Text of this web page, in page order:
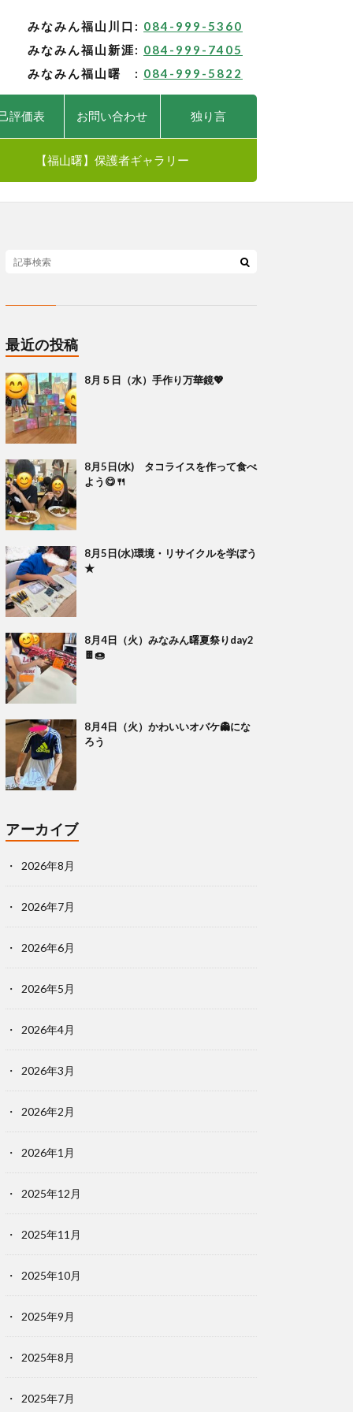
みなみん福山川口: 084-999-5360
みなみん福山新涯: 084-999-7405
みなみん福山曙 : 084-999-5822
評価表 お問い合わせ 独り言
【福山曙】保護者ギャラリー
最近の投稿
8月５日（水）手作り万華鏡💖
8月5日(水) タコライスを作って食べ
よう😋🍴
8月5日(水)環境・リサイクルを学ぼう
★
8月4日（火）みなみん曙夏祭りday2
🍫🍩
8月4日（火）かわいいオバケ👻にな
ろう
アーカイブ
2026年8月
2026年7月
2026年6月
2026年5月
2026年4月
2026年3月
2026年2月
2026年1月
2025年12月
2025年11月
2025年10月
2025年9月
2025年8月
2025年7月